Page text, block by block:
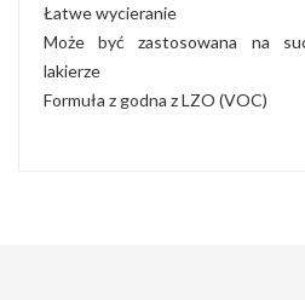
Łatwe wycieranie
Może być zastosowana na
lakierze
Formuła z godna z LZO (VOC)